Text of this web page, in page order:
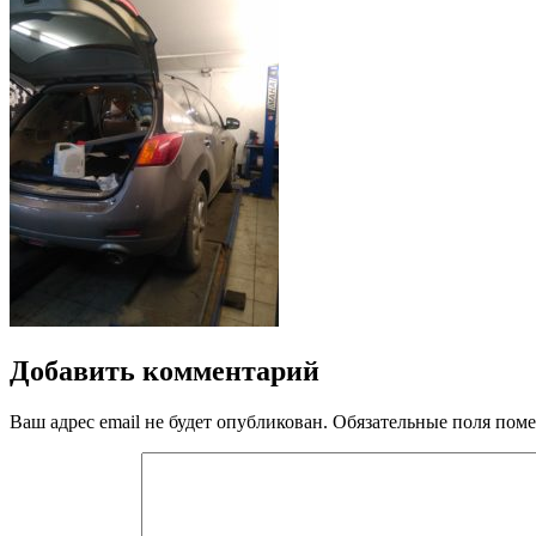
Добавить комментарий
Ваш адрес email не будет опубликован. Обязательные поля